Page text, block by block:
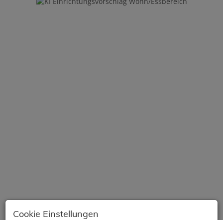
KI Einrichtungsvorschlag Wohn/Essbereich
Cookie Einstellungen